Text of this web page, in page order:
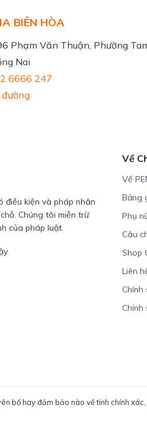
BIÊN HÒA
Phạm Văn Thuận, Phường
Nai
6666 247
điều kiện và pháp nhân
Chúng tôi miễn trừ
của pháp luật.
Về
Về
Bảng
Phụ
Câu
Shop
Liên
Chính
Chính
bố hay đảm bảo nào về tính chính